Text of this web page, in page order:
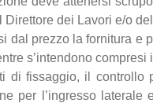
Direttore dei Lavori e/o
dal prezzo la fornitura e
s’intendono
di fissaggio, il controllo
per l’ingresso laterale